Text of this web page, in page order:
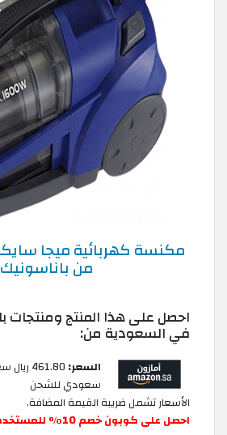
من باناسونيك
احصل على هذا المنتج ومنتجات
في السعودية من:
السعر:
سعودي للشحن
الأسعار تشمل ضريبة القيمة المضافة.
احصل على كوبون خصم 10٪ للمستخدم الجديد